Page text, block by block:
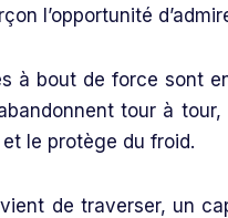
l’opportunité
à bout de force sont
tour à
et le protège du froid.
de traverser, un